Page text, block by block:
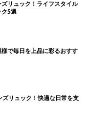
リュック！ライフスタイル
ク5選
で毎日を上品に彩るおすす
リュック！快適な日常を支